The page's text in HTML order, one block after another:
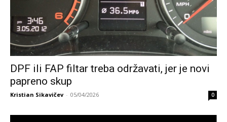
DPF ili FAP filtar treba održavati, jer je novi
papreno skup
Kristian Sikavičev - 05/04/2026 0